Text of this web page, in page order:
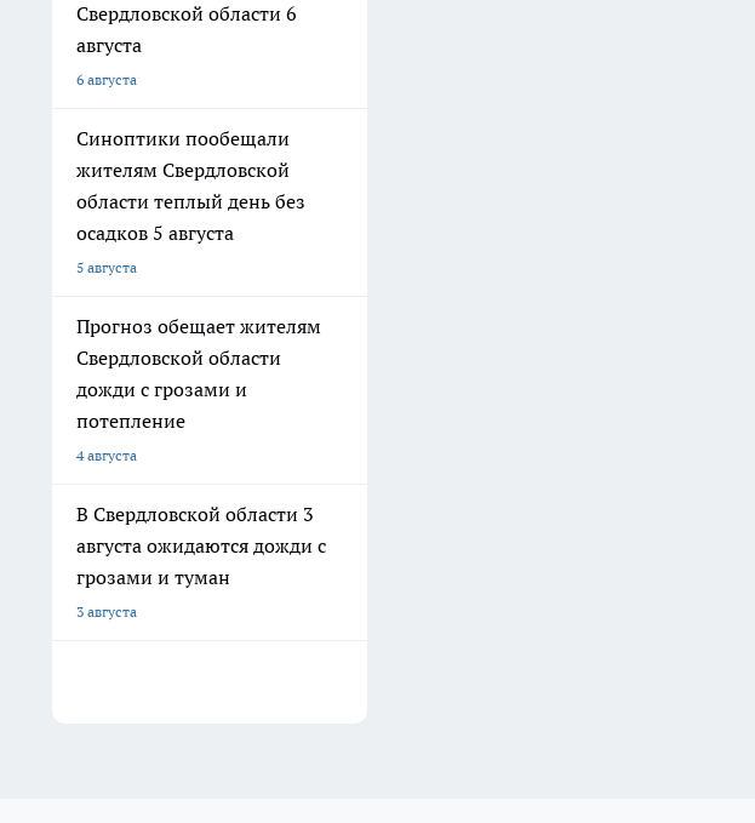
Свердловской области 6
августа
6 августа
Синоптики пообещали
жителям Свердловской
области теплый день без
осадков 5 августа
5 августа
Прогноз обещает жителям
Свердловской области
дожди с грозами и
потепление
4 августа
В Свердловской области 3
августа ожидаются дожди с
грозами и туман
3 августа